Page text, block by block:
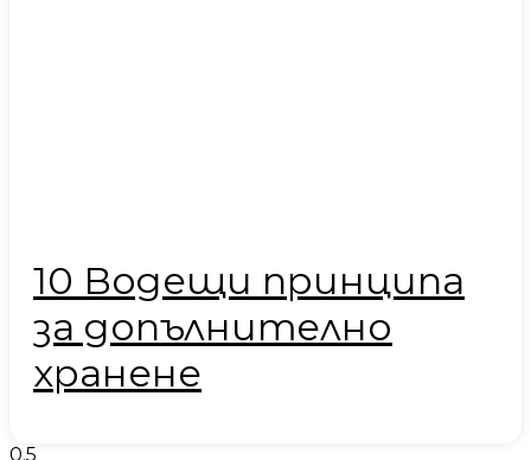
10 Водещи принципа
за допълнително
хранене